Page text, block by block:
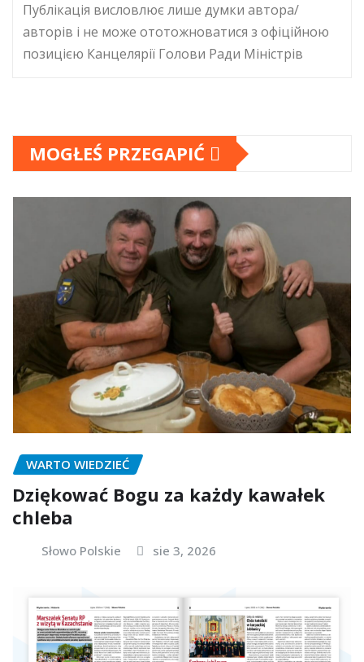
Публікація висловлює лише думки автора/
авторів і не може ототожноватися з офіційною
позицією Канцелярії Голови Ради Міністрів
MOGŁEŚ PRZEGAPIĆ
WARTO WIEDZIEĆ
Dziękować Bogu za każdy kawałek
chleba
Słowo Polskie sie 3, 2026